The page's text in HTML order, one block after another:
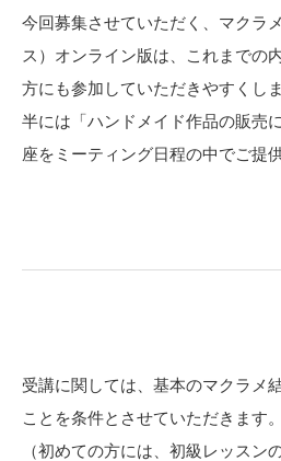
今回募集させていただく、マクラ
ス）オンライン版は、これまでの
方にも参加していただきやすくし
半には「ハンドメイド作品の販売
座をミーティング日程の中でご提
受講に関しては、基本のマクラメ
ことを条件とさせていただきます。
（初めての方には、初級レッスン